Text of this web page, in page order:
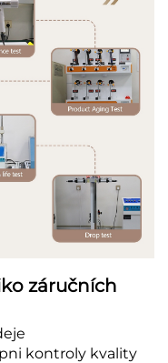
záručních
kontroly kvality